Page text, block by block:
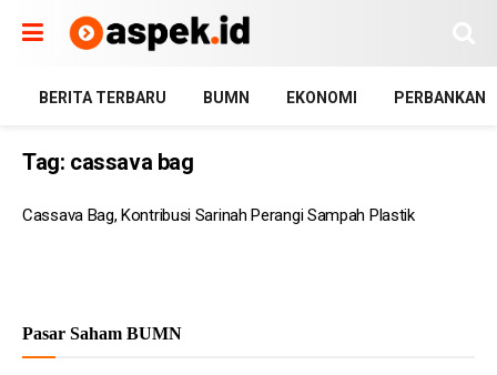
BERITA TERBARU BUMN EKONOMI PERBANKAN
Tag: cassava bag
Cassava Bag, Kontribusi Sarinah Perangi Sampah Plastik
Pasar Saham BUMN